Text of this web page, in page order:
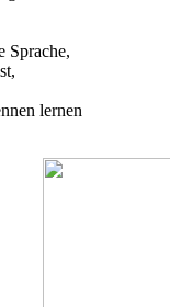
Sprache,
lernen